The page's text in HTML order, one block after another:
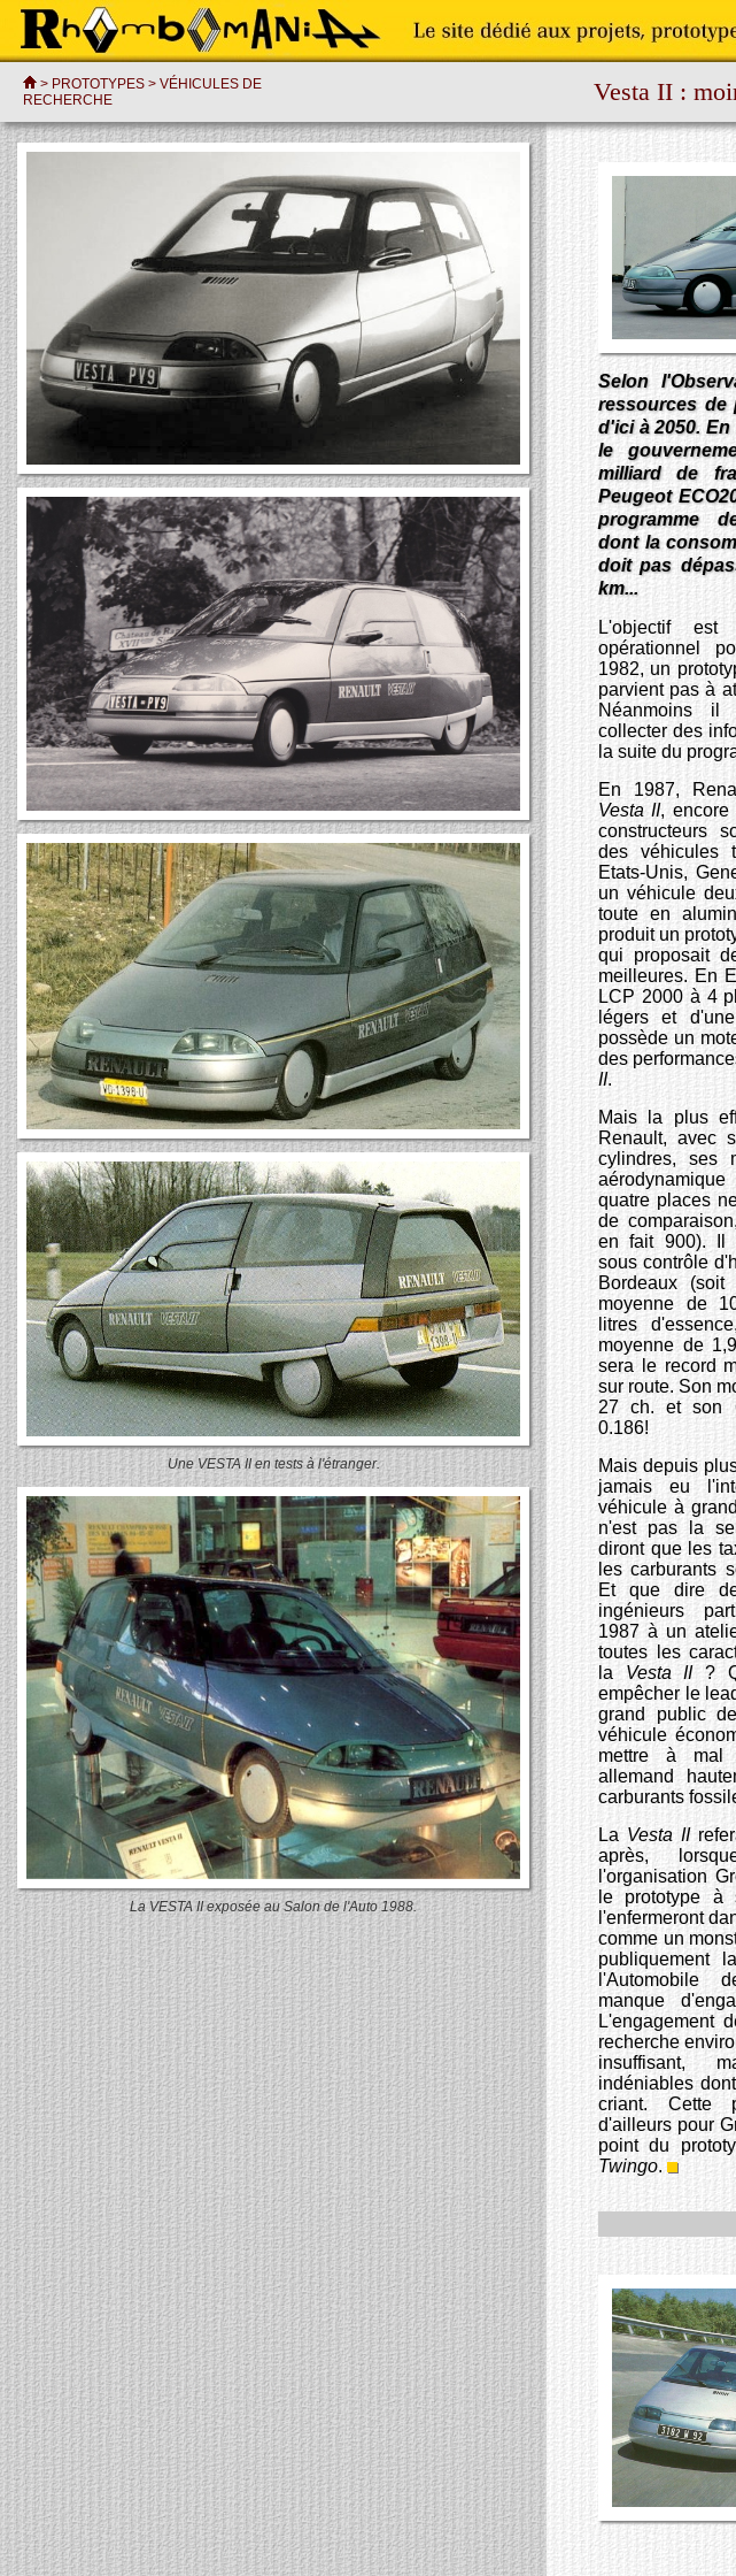
> PROTOTYPES > VÉHICULES DE
RECHERCHE
Vesta II :
Une VESTA II en tests à l'étranger.
La VESTA II exposée au Salon de l'Auto 1988.
Selon
ressources de
d'ici à 2050.
le
milliard de
Peugeot
programme
dont la
doit pas
km...
L'objectif est
opérationnel
1982, un
parvient pas à
Néanmoins
collecter des
la suite du
En 1987,
Vesta II, encore
constructeurs
des véhicules
Etats-Unis,
un véhicule
toute en
produit un
qui proposait
meilleures. En
LCP 2000 à 4
légers et
possède un
des
II.
Mais la plus
Renault, avec
cylindres, ses
quatre places
de
en fait 900). Il
sous contrôle
Bordeaux
moyenne de
litres
moyenne de
sera le record
sur route. Son
27 ch. et son
0.186!
Mais depuis
jamais eu
véhicule à
n'est pas la
diront que les
les carburants
Et que dire
ingénieurs
1987 à un
toutes les
la Vesta II ?
empêcher le
grand public
véhicule
mettre à mal
allemand
carburants
La Vesta II
après,
l'organisation
le prototype
l'enfermeront
comme un
publiquement
l'Automobile
manque
L'engagement
recherche
insuffisant,
indéniables
criant. Cette
d'ailleurs pour
point du
Twingo.